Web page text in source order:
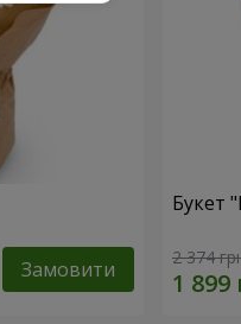
Замовити
Букет
2 374